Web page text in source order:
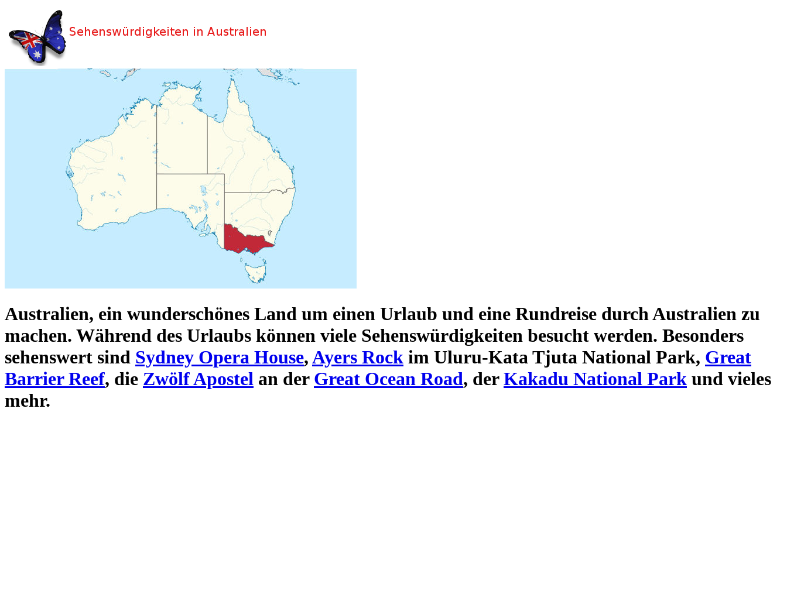
Australien, ein wunderschönes Land um einen Urlaub und eine Rundreise durch Australien zu
machen. Während des Urlaubs können viele Sehenswürdigkeiten besucht werden. Besonders
sehenswert sind Sydney Opera House,Ayers Rock im Uluru-Kata Tjuta National Park, Great
Barrier Reef, die Zwölf Apostel an der Great Ocean Road, derKakadu National Park und vieles
mehr.